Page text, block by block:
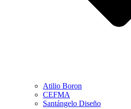
Atilio Boron
CEFMA
Santángelo Diseño